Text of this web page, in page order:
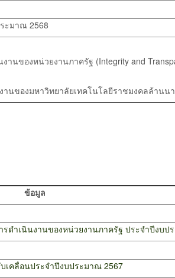
ะมาณ 2568
ของหน่วยงานภาครัฐ (Integrity and
นของมหาวิทยาลัยเทคโนโลยีราชมงคลล้านน
ข้อมูล
ดำเนินงานของหน่วยงานภาครัฐ ประจำปีงบป
เคลื่อนประจำปีงบประมาณ 2567